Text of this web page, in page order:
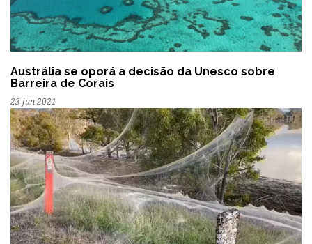
Austrália se oporá a decisão da Unesco sobre
Barreira de Corais
23 jun 2021